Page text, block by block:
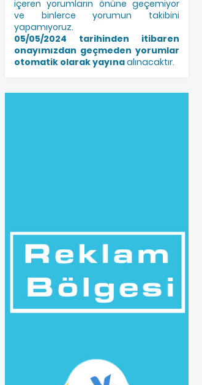
içeren yorumların önüne geçemiyor
ve binlerce yorumun takibini
yapamıyoruz.
05/05/2024 tarihinden itibaren
onayımızdan geçmeden yorumlar
otomatik olarak yayınaalınacaktır.